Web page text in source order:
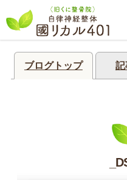
ブログトップ 記